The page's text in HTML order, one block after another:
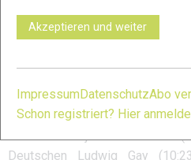
sieben Stunden Wettkampf bin
im Vorjahr Sechster im
Basetrail, triumphierte nach
Australier Majell Backhausen
Deutschen Ludwig Gay
Akzeptieren und weiter
ImpressumDatenschutzAbo
Schon registriert? Hier